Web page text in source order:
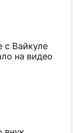
с Вайкуле
на видео